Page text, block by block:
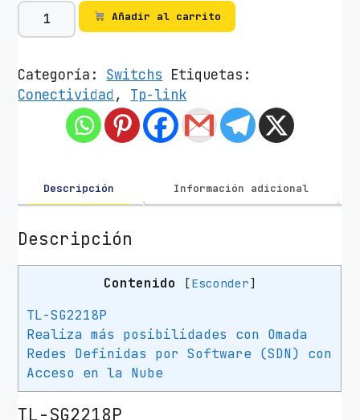
S
w
t
c
i
n
k
O
e
t
Añadir al carrito
Categoría: Switchs Etiquetas:
Conectividad , Tp-link
Descripción Información adicional
Descripción
Contenido [Esconder]
TL-SG2218P
Realiza más posibilidades con Omada
Redes Definidas por Software (SDN) con
Acceso en la Nube
TL-SG2218P